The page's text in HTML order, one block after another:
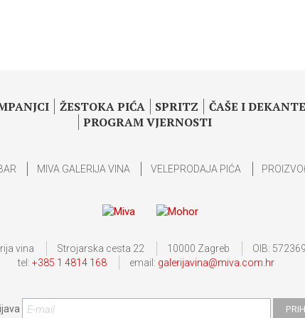
ŽESTOKA PIĆA SPRITZ
ČAŠE I
PROGRAM VJERNOSTI
MIVA GALERIJA VINA VELEPRODAJA PIĆA
vina Strojarska cesta 22 10000 Zagreb
OIB:
tel: +385 1 4814 168 email: galerijavina@miva.com.hr